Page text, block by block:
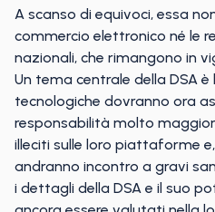
A scanso di equivoci, essa
commercio elettronico né le
nazionali, che rimangono in
Un tema centrale della DSA è
tecnologiche dovranno ora
responsabilità molto
illeciti sulle loro piattaforme
andranno incontro a gravi
i dettagli della DSA e il suo